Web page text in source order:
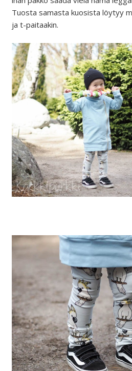
Tuosta samasta kuosista löytyy
ja t-paitaakin.